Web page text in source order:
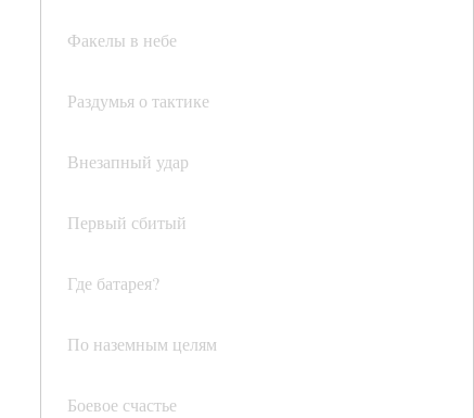
Факелы в небе
Раздумья о тактике
Внезапный удар
Первый сбитый
Где батарея?
По наземным целям
Боевое счастье